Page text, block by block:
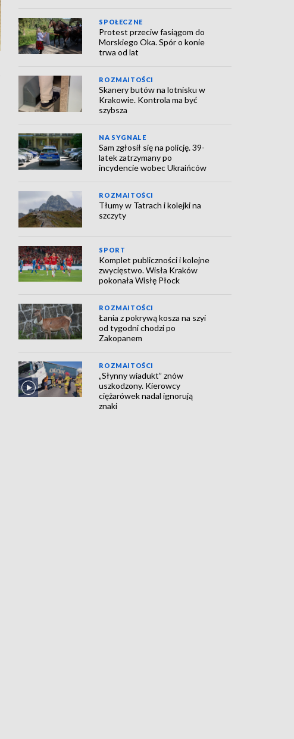
SPOŁECZNE
Protest przeciw fasiągom do
Morskiego Oka. Spór o konie
trwa od lat
ROZMAITOŚCI
Skanery butów na lotnisku w
Krakowie. Kontrola ma być
szybsza
NA SYGNALE
Sam zgłosił się na policję. 39-
latek zatrzymany po
incydencie wobec Ukraińców
ROZMAITOŚCI
Tłumy w Tatrach i kolejki na
szczyty
SPORT
Komplet publiczności i kolejne
zwycięstwo. Wisła Kraków
pokonała Wisłę Płock
ROZMAITOŚCI
Łania z pokrywą kosza na szyi
od tygodni chodzi po
Zakopanem
ROZMAITOŚCI
„Słynny wiadukt” znów
uszkodzony. Kierowcy
ciężarówek nadal ignorują
znaki